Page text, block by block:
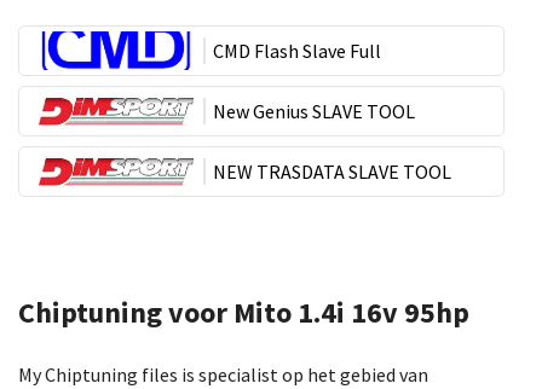
CMD Flash Slave Full
New Genius SLAVE TOOL
NEW TRASDATA SLAVE TOOL
Chiptuning voor Mito 1.4i 16v 95hp
My Chiptuning files is specialist op het gebied van